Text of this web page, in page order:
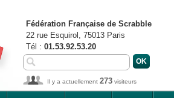
Fédération Française de Scrabble
22 rue Esquirol, 75013 Paris
Tél : 01.53.92.53.20
Il y a actuellement 273 visiteurs